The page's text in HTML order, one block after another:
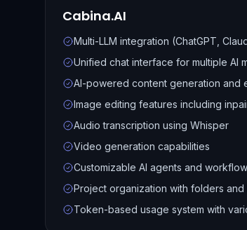
Cabina.AI
Multi-LLM integration (ChatGPT,
Unified chat interface for multiple AI
AI-powered content generation and
Image editing features including
Audio transcription using Whisper
Video generation capabilities
Customizable AI agents and
Project organization with folders and
Token-based usage system with